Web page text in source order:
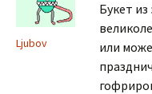
Ljubov
Букет
или